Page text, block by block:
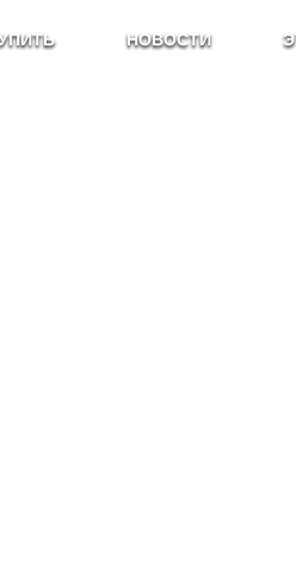
НОВОСТИ